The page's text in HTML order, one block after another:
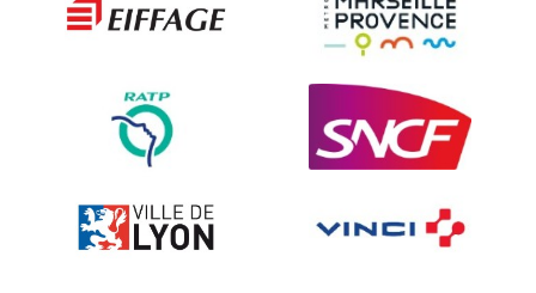
Ville fleurie, village fleuri
Signalisation embarquée